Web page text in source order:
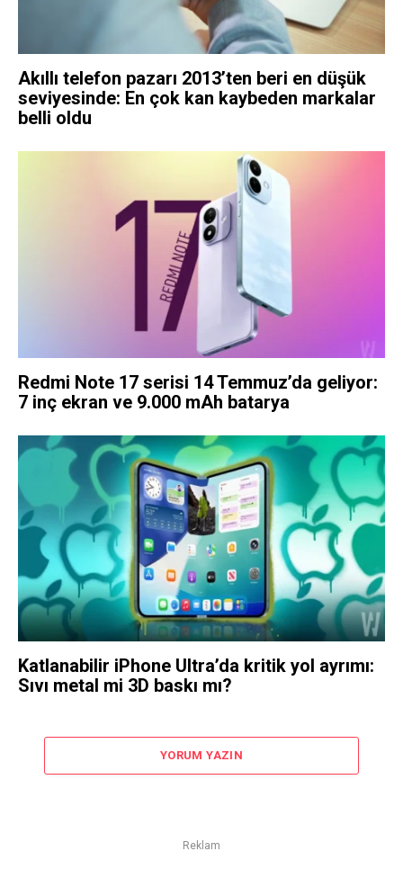
Akıllı telefon pazarı 2013’ten beri en düşük
seviyesinde: En çok kan kaybeden markalar
belli oldu
Redmi Note 17 serisi 14 Temmuz’da geliyor:
7 inç ekran ve 9.000 mAh batarya
Katlanabilir iPhone Ultra’da kritik yol ayrımı:
Sıvı metal mi 3D baskı mı?
YORUM YAZIN
Reklam